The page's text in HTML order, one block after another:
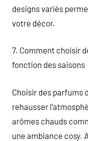
designs variés
votre décor.
7. Comment choisir
fonction des saisons
Choisir des parfums
rehausser
arômes chauds
une ambiance cosy.